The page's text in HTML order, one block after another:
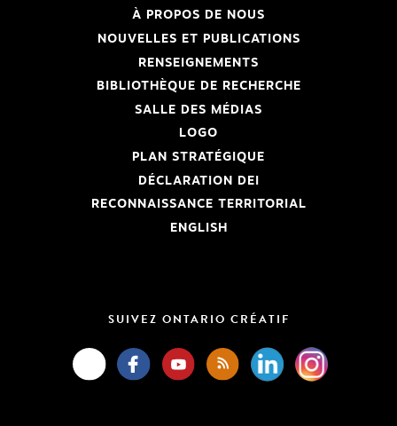
À PROPOS DE NOUS
NOUVELLES ET PUBLICATIONS
RENSEIGNEMENTS
BIBLIOTHÈQUE DE RECHERCHE
SALLE DES MÉDIAS
LOGO
PLAN STRATÉGIQUE
DÉCLARATION DEI
RECONNAISSANCE TERRITORIAL
ENGLISH
SUIVEZ ONTARIO CRÉATIF